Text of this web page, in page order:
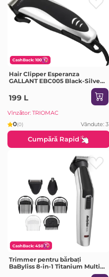
CashBack: 100
Hair Clipper Esperanza
GALLANT EBC005 Black-Silver,
performance , High stability ,
Safe and reliable, 4 extra
199 L
Vînzător: TRIOMAC
0(0) Vândute: 3
Cumpără Rapid
CashBack: 450
Trimmer pentru bărbați
BaByliss 8-in-1 Titanium Multi
Trimmer MT726E, Argintiu |